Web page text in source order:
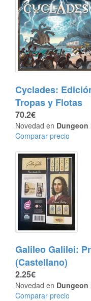
Cyclades:
Tropas y Flotas
70.2€
Novedad en Dungeon
Comparar precio
Galileo Galilei:
(Castellano)
2.25€
Novedad en Dungeon
Comparar precio